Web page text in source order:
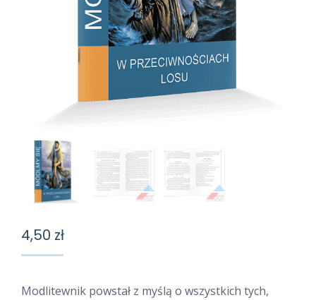
4,50 zł
Modlitewnik powstał z myślą o wszystkich tych,